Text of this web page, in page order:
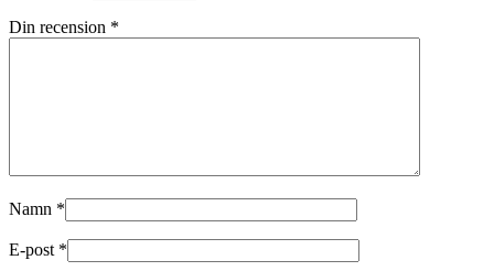
Din recension *
Namn *
E-post *